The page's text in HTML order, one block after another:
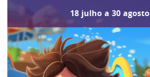
18 julho a 30 agosto